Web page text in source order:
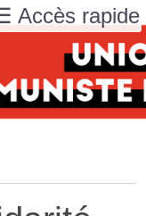
Accès rapide